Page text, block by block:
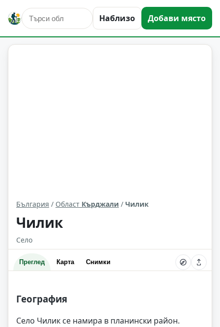
Наблизо Добави място
Чилик Област: Кърджали
България / Област Кърджали / Чилик
Чилик
Село
Преглед Карта Снимки
География
Село Чилик се намира в планински район.